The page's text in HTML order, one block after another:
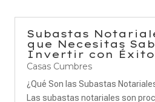
Subastas
que Necesitas
Invertir con Éxito
Casas Cumbres
¿Qué Son las Subastas
Las subastas notariales son